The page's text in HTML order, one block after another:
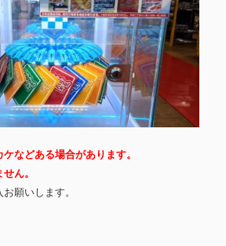
などある場合があります。
ん。
願いします。